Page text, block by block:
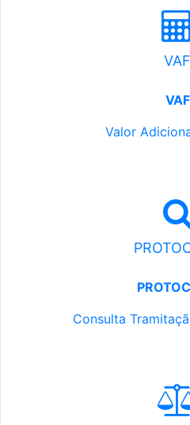
VAF
VAF
Valor
Consulta